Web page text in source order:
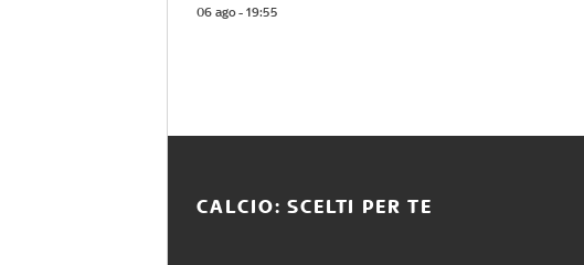
06 ago - 19:55
CALCIO: SCELTI PER TE